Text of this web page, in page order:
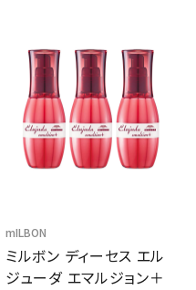
mILBON
ミルボン ディーセス エル
ジューダ エマルジョン＋